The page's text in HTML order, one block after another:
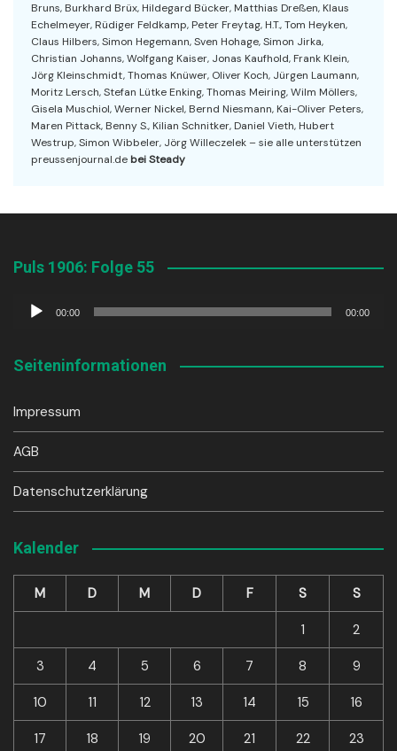
Bruns, Burkhard Brüx, Hildegard Bücker, Matthias Dreßen, Klaus
Echelmeyer, Rüdiger Feldkamp, Peter Freytag, H.T., Tom Heyken,
Claus Hilbers, Simon Hegemann, Sven Hohage, Simon Jirka,
Christian Johanns, Wolfgang Kaiser, Jonas Kaufhold, Frank Klein,
Jörg Kleinschmidt, Thomas Knüwer, Oliver Koch, Jürgen Laumann,
Moritz Lersch, Stefan Lütke Enking, Thomas Meiring, Wilm Möllers,
Gisela Muschiol, Werner Nickel, Bernd Niesmann, Kai-Oliver Peters,
Maren Pittack, Benny S., Kilian Schnitker, Daniel Vieth, Hubert
Westrup, Simon Wibbeler, Jörg Willeczelek – sie alle unterstützen
preussenjournal.de bei Steady
Puls 1906: Folge 55
Audio-
00:00 00:00
Seiteninformationen
Impressum
AGB
Datenschutzerklärung
Kalender
M D M D F S S
1 2
3 4 5 6 7 8 9
10 11 12 13 14 15 16
17 18 19 20 21 22 23